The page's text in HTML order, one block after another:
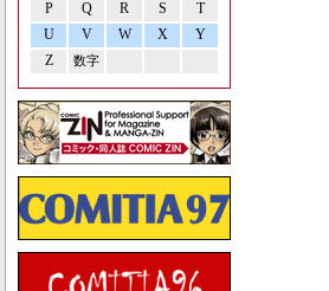
P Q R S
T
U
V W X
Y
Z
数字